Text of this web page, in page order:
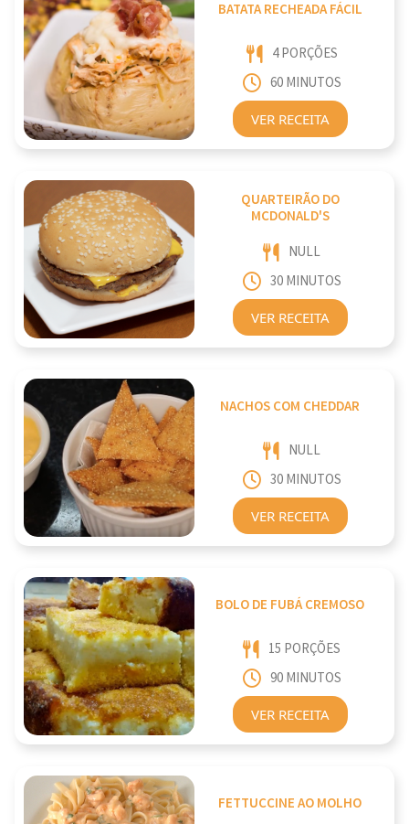
BATATA RECHEADA FÁCIL
4 PORÇÕES
60 MINUTOS
VER RECEITA
QUARTEIRÃO DO
MCDONALD'S
NULL
30 MINUTOS
VER RECEITA
NACHOS COM CHEDDAR
NULL
30 MINUTOS
VER RECEITA
BOLO DE FUBÁ CREMOSO
15 PORÇÕES
90 MINUTOS
VER RECEITA
FETTUCCINE AO MOLHO